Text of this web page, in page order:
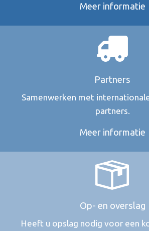
Meer informatie
Partners
Samenwerken met
partners.
Meer informatie
Op- en overslag
Heeft u opslag nodig voor een